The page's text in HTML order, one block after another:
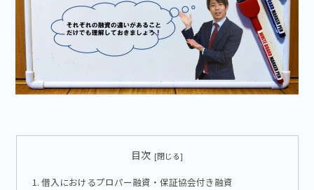
目次
借入におけるプロパー融資・保証協会付き融資